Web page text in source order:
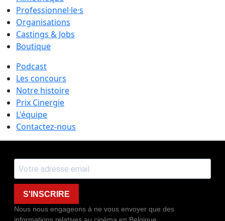
Professionnel·le·s
Organisations
Castings & Jobs
Boutique
Podcast
Les concours
Notre histoire
Prix Cinergie
L'équipe
Contactez-nous
S'INSCRIRE
Nous nous engageons à ne vous envoyer que des